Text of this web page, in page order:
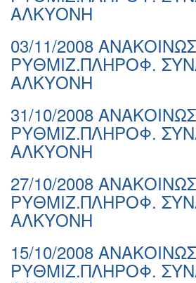
ΑΛΚΥΟΝΗ
03/11/2008
ΡΥΘΜΙΖ.ΠΛΗΡΟΦ.
ΑΛΚΥΟΝΗ
31/10/2008
ΡΥΘΜΙΖ.ΠΛΗΡΟΦ.
ΑΛΚΥΟΝΗ
27/10/2008
ΡΥΘΜΙΖ.ΠΛΗΡΟΦ.
ΑΛΚΥΟΝΗ
15/10/2008
ΡΥΘΜΙΖ.ΠΛΗΡΟΦ.